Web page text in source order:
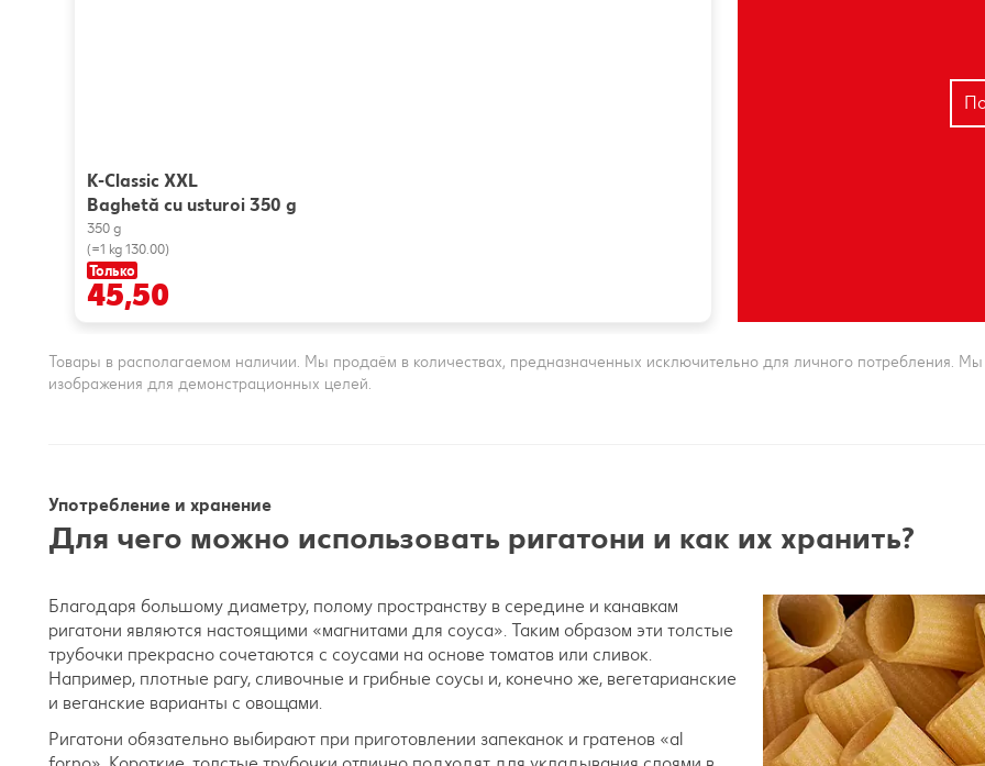
K-Classic XXL
Baghetă cu usturoi 350 g
350 g
(=1 kg 130.00)
Только
45,50
Товары в располагаемом наличии. Мы продаём в количествах, предназначенных исключительно для личного потребления. Мы
изображения для демонстрационных целей.
Употребление и хранение
Для чего можно использовать ригатони и как их хранить?
Благодаря большому диаметру, полому пространству в середине и канавкам
ригатони являются настоящими «магнитами для соуса». Таким образом эти толстые
трубочки прекрасно сочетаются с соусами на основе томатов или сливок.
Например, плотные рагу, сливочные и грибные соусы и, конечно же, вегетарианские
и веганские варианты с овощами.
Ригатони обязательно выбирают при приготовлении запеканок и гратенов «al